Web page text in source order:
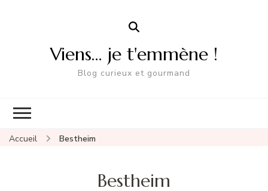
Viens… je t'emmène !
Blog curieux et gourmand
Accueil Bestheim
Bestheim